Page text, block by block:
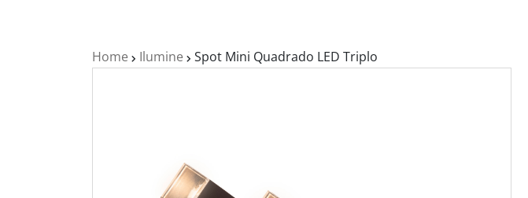
Home Ilumine
Spot Mini Quadrado LED Triplo